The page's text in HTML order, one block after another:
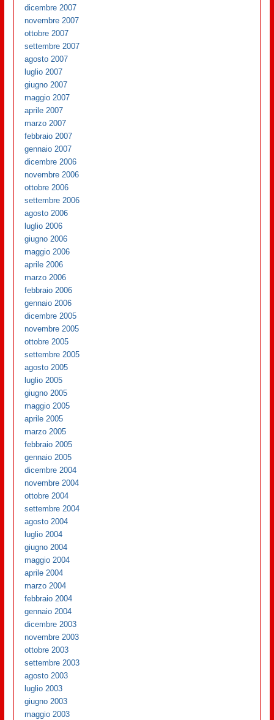
dicembre 2007
novembre 2007
ottobre 2007
settembre 2007
agosto 2007
luglio 2007
giugno 2007
maggio 2007
aprile 2007
marzo 2007
febbraio 2007
gennaio 2007
dicembre 2006
novembre 2006
ottobre 2006
settembre 2006
agosto 2006
luglio 2006
giugno 2006
maggio 2006
aprile 2006
marzo 2006
febbraio 2006
gennaio 2006
dicembre 2005
novembre 2005
ottobre 2005
settembre 2005
agosto 2005
luglio 2005
giugno 2005
maggio 2005
aprile 2005
marzo 2005
febbraio 2005
gennaio 2005
dicembre 2004
novembre 2004
ottobre 2004
settembre 2004
agosto 2004
luglio 2004
giugno 2004
maggio 2004
aprile 2004
marzo 2004
febbraio 2004
gennaio 2004
dicembre 2003
novembre 2003
ottobre 2003
settembre 2003
agosto 2003
luglio 2003
giugno 2003
maggio 2003